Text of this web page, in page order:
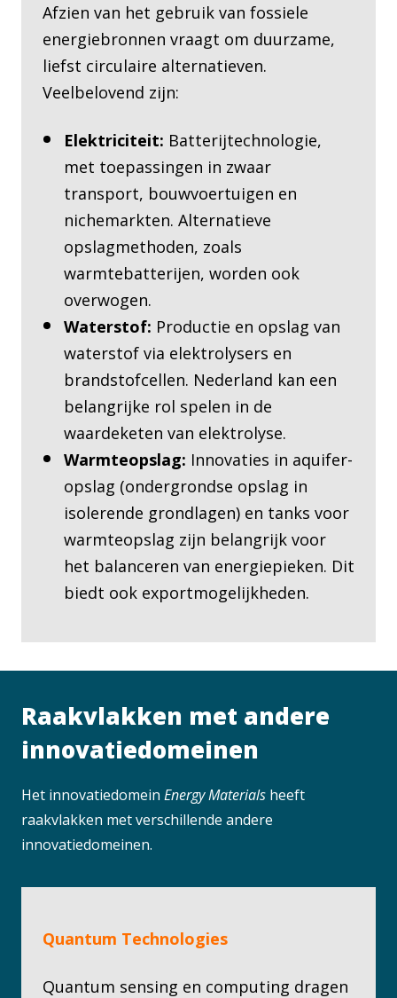
Afzien van het gebruik van fossiele
energiebronnen vraagt om duurzame,
liefst circulaire alternatieven.
Veelbelovend zijn:
Elektriciteit: Batterijtechnologie,
met toepassingen in zwaar
transport, bouwvoertuigen en
nichemarkten. Alternatieve
opslagmethoden, zoals
warmtebatterijen, worden ook
overwogen.
Waterstof: Productie en opslag van
waterstof via elektrolysers en
brandstofcellen. Nederland kan een
belangrijke rol spelen in de
waardeketen van elektrolyse.
Warmteopslag: Innovaties in aquifer-
opslag (ondergrondse opslag in
isolerende grondlagen) en tanks voor
warmteopslag zijn belangrijk voor
het balanceren van energiepieken. Dit
biedt ook exportmogelijkheden.
Raakvlakken met andere
innovatiedomeinen
Het innovatiedomein Energy Materials heeft
raakvlakken met verschillende andere
innovatiedomeinen.
Quantum Technologies
Quantum sensing en computing dragen